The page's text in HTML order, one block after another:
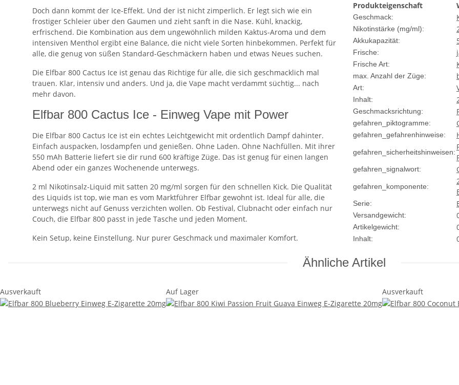
Doch dann kommt der Ice-Effekt. Und der ist nicht zimperlich. Er legt sich wie ein
frostiger Schleier über den Gaumen und zieht sanft in die Nase. Kühl, knackig,
erfrischend. Die Kombination aus dem ungewöhnlich milden Kaktus-Aroma und dem
intensiven Menthol ergibt eine Balance, die nicht viele Sorten hinbekommen. Perfekt für
alle, die genug von süßen Standard-Geschmäckern haben und etwas Neues suchen.
Die Elfbar 800 Cactus Ice ist genau das Richtige für alle, die sich geschmacklich mal
trauen. Klar, intensiv und anders. Und ja, die Vape macht verdammt süchtig... nach
mehr davon.
Elfbar 800 Cactus Ice - Einweg Vape mit Power
Die Elfbar 800 Cactus Ice ist ein echtes Leichtgewicht mit ordentlich Dampf dahinter.
Einfach auspacken, losdampfen und genießen. Ohne Laden. Ohne Nachfüllen. Mit ihrer
550 mAh Batterie liefert sie dir rund 600 kräftige Züge. Das ist genug für einen langen
Abend oder ein ganzes Wochenende unterwegs.
2 ml Nikotinsalz-Liquid mit satten 20 mg/ml sorgen für den schnellen Kick. Die Qualität
des Liquids ist top, wie man es vom Marktführer Elfbar gewohnt ist. Ideal für alle, die
unterwegs nicht auf Genuss verzichten wollen. Ob Festival, Clubnacht oder einfach nur
Couch, die Elfbar 800 passt in jede Tasche und jeden Moment.
Kein Setup, keine Einstellung. Nur purer Geschmack und maximaler Komfort.
Produkteigenschaft
Geschmack:
Nikotinstärke (mg/ml):
Akkukapazität:
Frische:
Frische Art:
max. Anzahl der Züge:
Art:
Inhalt:
Geschmacksrichtung:
gefahren_piktogramme:
gefahren_gefahrenhinweise:
gefahren_sicherheitshinweisen:
gefahren_signalwort:
gefahren_komponente:
Serie:
Versandgewicht:
Artikelgewicht:
Inhalt:
Ähnliche Artikel
Ausverkauft Auf Lager Ausverkauft